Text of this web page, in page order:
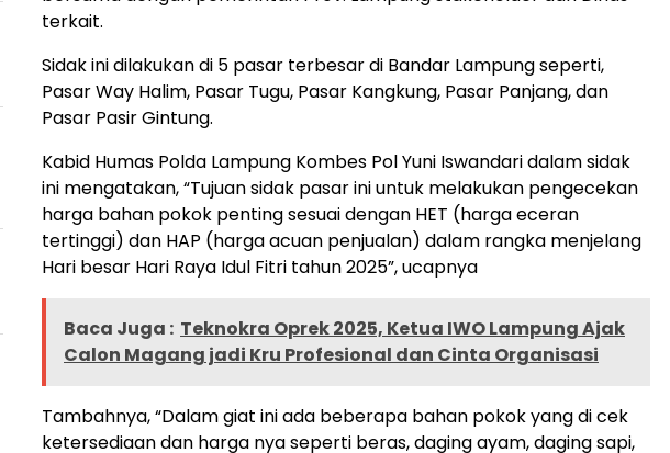
terkait.
Sidak ini dilakukan di 5 pasar terbesar di Bandar Lampung seperti,
Pasar Way Halim, Pasar Tugu, Pasar Kangkung, Pasar Panjang, dan
Pasar Pasir Gintung.
Kabid Humas Polda Lampung Kombes Pol Yuni Iswandari dalam sidak
ini mengatakan, “Tujuan sidak pasar ini untuk melakukan pengecekan
harga bahan pokok penting sesuai dengan HET (harga eceran
tertinggi) dan HAP (harga acuan penjualan) dalam rangka menjelang
Hari besar Hari Raya Idul Fitri tahun 2025”, ucapnya
Baca Juga : Teknokra Oprek 2025, Ketua IWO Lampung Ajak
Calon Magang jadi Kru Profesional dan Cinta Organisasi
Tambahnya, “Dalam giat ini ada beberapa bahan pokok yang di cek
ketersediaan dan harga nya seperti beras, daging ayam, daging sapi,